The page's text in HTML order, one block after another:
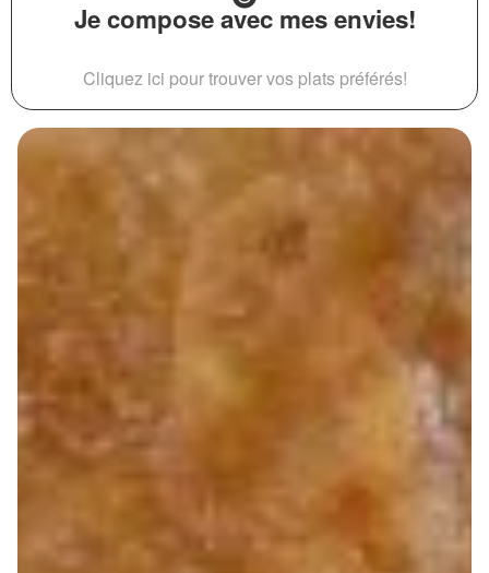
Je compose avec mes envies!
Cliquez ici pour trouver vos plats préférés!